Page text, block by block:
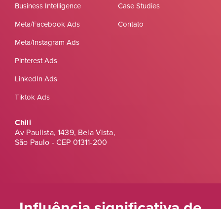
Business Intelligence
Meta/Facebook Ads
Meta/Instagram Ads
Pinterest Ads
LinkedIn Ads
Tiktok Ads
Case Studies
Contato
Chili
Av Paulista, 1439, Bela Vista,
São Paulo - CEP 01311-200